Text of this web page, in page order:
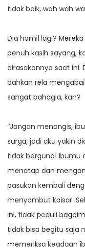
tidak baik, wah wah
Dia hamil lagi?
penuh kasih sayang,
dirasakannya saat ini.
bahkan rela
sangat bahagia, kan?
“Jangan menangis,
surga, jadi aku yakin
tidak berguna! Ibumu
menatap dan
pasukan kembali
menyambut kaisar.
ini, tidak peduli
tidak bisa begitu saja
memeriksa keadaan